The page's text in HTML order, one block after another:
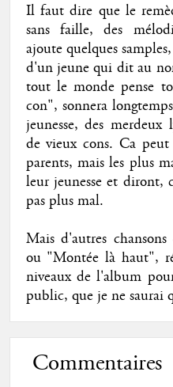
Il faut dire que le
sans faille, des
ajoute quelques
d'un jeune qui dit au
tout le monde pense
con", sonnera
jeunesse, des
de vieux cons. Ca
parents, mais les plus
leur jeunesse et diront,
pas plus mal.
Mais d'autres
ou "Montée là haut",
niveaux de l'album
public, que je ne saurai
Commentaires